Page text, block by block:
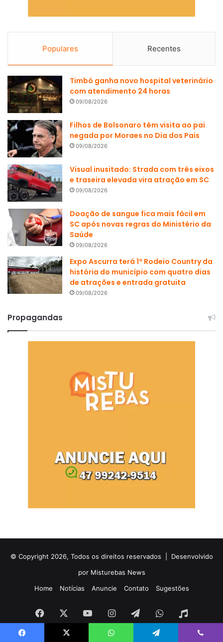
Populares Recentes
Timbó ganha novo hospital veterinário
com atendimento 24 horas
09/08/2026
Filhos de Bolsonaro têm visita ao pai
negada por Moraes no Dia dos Pais
09/08/2026
Visual inusitado: Strada com três eixos
e traseira elevada vira atração em SC
09/08/2026
Doação de sangue fica mais fácil em
SC após novas regras do Ministério da
Saúde
09/08/2026
Expo Ascurra terá 1º Rodeio Country da
história do município com quatro dias
de atrações e entrada gratuita
09/08/2026
Propagandas
© Copyright 2026, Todos os direitos reservados | Desenvolvido
por Misturebas News
Home
Notícias Anuncie Contato Sugestões
Facebook YouTubeInstagramTelegramWhatsApp